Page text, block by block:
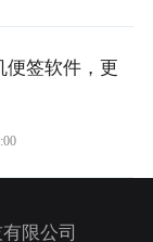
便签软件，更
限公司